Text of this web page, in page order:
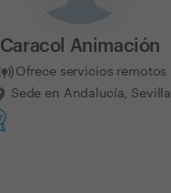
Caracol Animación
Ofrece servicios remotos
Sede en Andalucía, Sevilla